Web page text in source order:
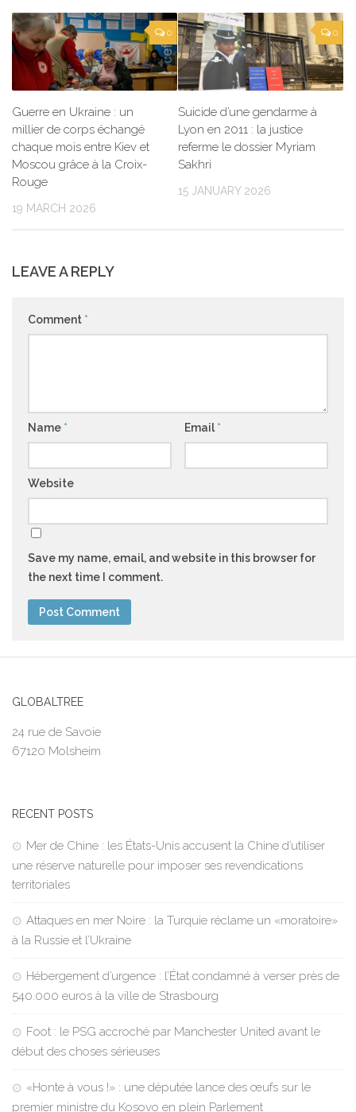
0
Guerre en Ukraine : un
millier de corps échangé
chaque mois entre Kiev et
Moscou grâce à la Croix-
Rouge
19 MARCH 2026
0
Suicide d’une gendarme à
Lyon en 2011 : la justice
referme le dossier Myriam
Sakhri
15 JANUARY 2026
LEAVE A REPLY
Comment *
Name * Email *
Website
Save my name, email, and website in this browser for
the next time I comment.
GLOBALTREE
24 rue de Savoie
67120 Molsheim
RECENT POSTS
Mer de Chine : les États-Unis accusent la Chine d’utiliser
une réserve naturelle pour imposer ses revendications
territoriales
Attaques en mer Noire : la Turquie réclame un «moratoire»
à la Russie et l’Ukraine
Hébergement d’urgence : l’État condamné à verser près de
540.000 euros à la ville de Strasbourg
Foot : le PSG accroché par Manchester United avant le
début des choses sérieuses
«Honte à vous !» : une députée lance des œufs sur le
premier ministre du Kosovo en plein Parlement